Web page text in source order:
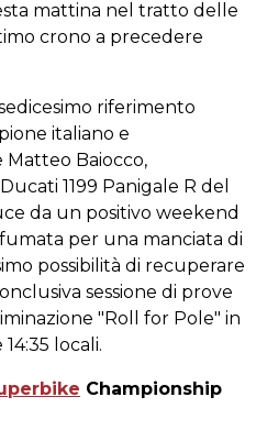
mattina nel tratto delle
crono a precedere
riferimento
italiano e
Baiocco,
1199 Panigale R del
da un positivo weekend
per una manciata di
possibilità di recuperare
sessione di prove
"Roll for Pole" in
locali.
Championship